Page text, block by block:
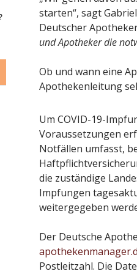
starten“, sagt
Deutscher
und Apotheker die
Ob und wann eine
Apothekenleitung
Um COVID-19-
Voraussetzungen
Notfällen umfasst,
die zuständige
Impfungen
weitergegeben
Der Deutsche
Postleitzahl. Die